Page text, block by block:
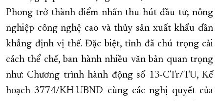
Phong trở thành điểm nhấn thu hút đầu tư; nông
nghiệp công nghệ cao và thủy sản xuất khẩu dần
khẳng định vị thế. Đặc biệt, tỉnh đã chú trọng cải
cách thể chế, ban hành nhiều văn bản quan trọng
như: Chương trình hành động số 13-CTr/TU, Kế
hoạch 3774/KH-UBND cùng các nghị quyết của